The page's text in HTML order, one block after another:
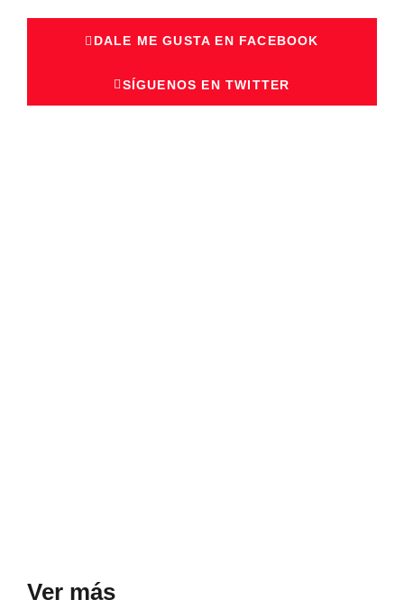
DALE ME GUSTA EN FACEBOOK
SÍGUENOS EN TWITTER
Ver más